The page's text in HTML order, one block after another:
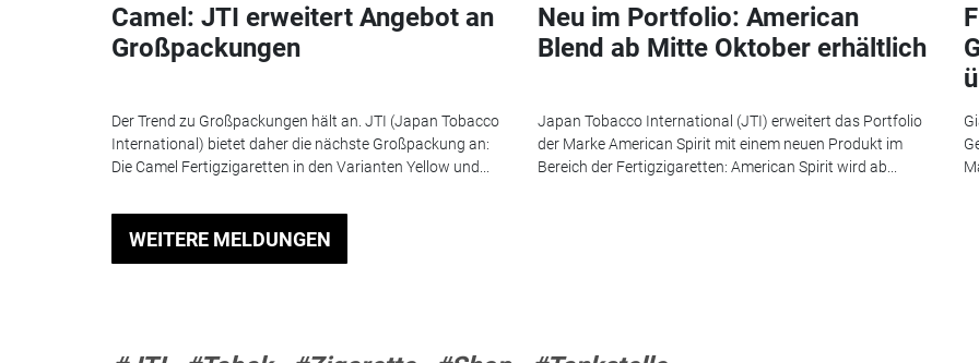
Camel: JTI erweitert Angebot an
Großpackungen
Der Trend zu Großpackungen hält an. JTI (Japan Tobacco
International) bietet daher die nächste Großpackung an:
Die Camel Fertigzigaretten in den Varianten Yellow und...
Neu im Portfolio: American
Blend ab Mitte Oktober erhältlich
Japan Tobacco International (JTI) erweitert das Portfolio
der Marke American Spirit mit einem neuen Produkt im
Bereich der Fertigzigaretten: American Spirit wird ab...
WEITERE MELDUNGEN